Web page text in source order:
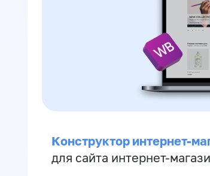
Конструктор интернет-
для сайта интернет-